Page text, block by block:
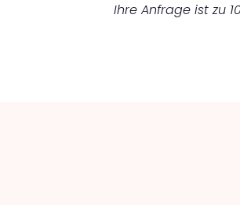
Ihre Anfrage ist zu